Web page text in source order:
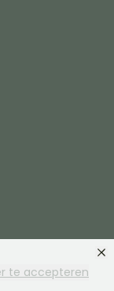
te accepteren